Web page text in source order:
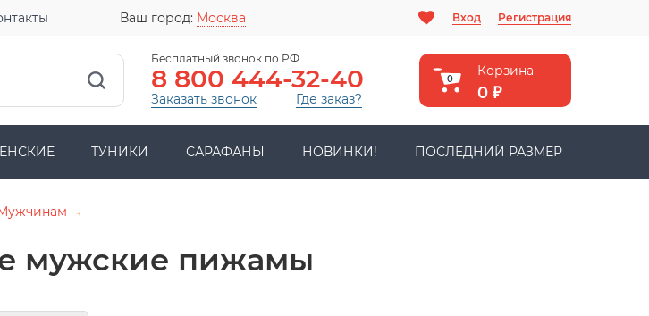
Ваш город: Москва Вход Регистрация
Бесплатный звонок по РФ
8 800 444-32-40
Заказать звонок Где заказ?
Корзина
0
0 ₽
ТУНИКИ САРАФАНЫ НОВИНКИ! ПОСЛЕДНИЙ РАЗМЕР
→
мужские пижамы